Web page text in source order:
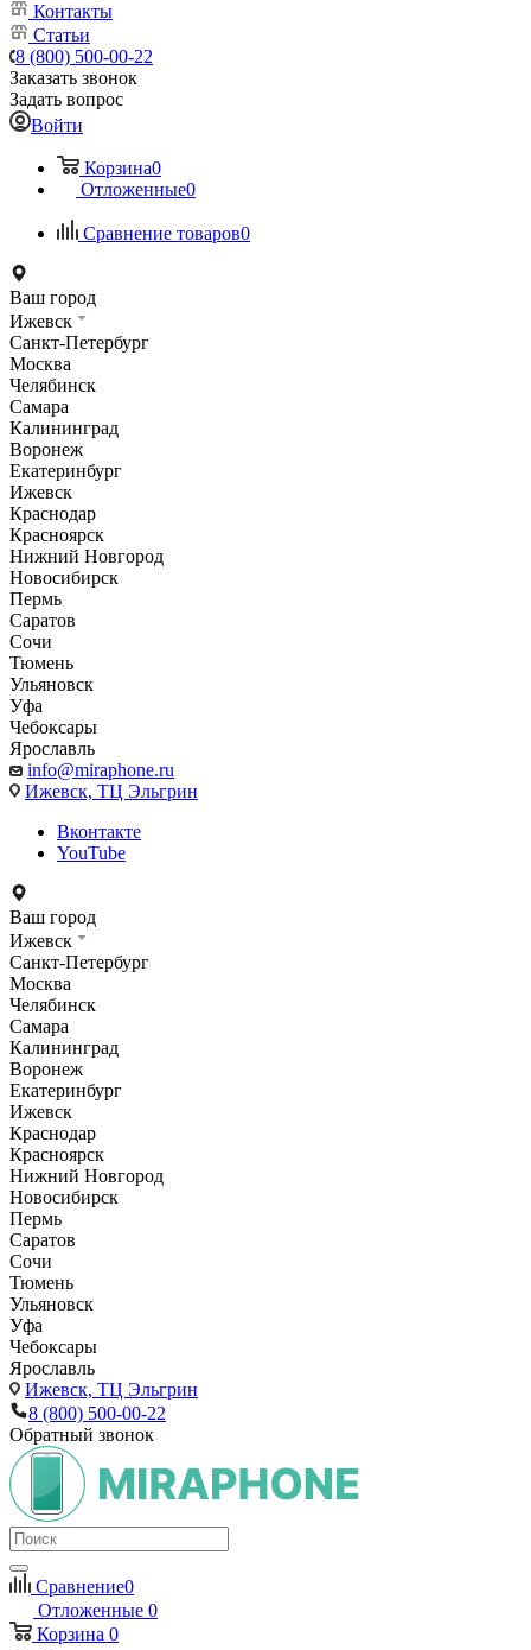
Контакты
Статьи
8 (800) 500-00-22
Заказать звонок
Задать вопрос
Войти
Корзина0
Отложенные0
Сравнение товаров0
Ваш город
Ижевск
Санкт-Петербург
Москва
Челябинск
Самара
Калининград
Воронеж
Екатеринбург
Ижевск
Краснодар
Красноярск
Нижний Новгород
Новосибирск
Пермь
Саратов
Сочи
Тюмень
Ульяновск
Уфа
Чебоксары
Ярославль
info@miraphone.ru
Ижевск, ТЦ Эльгрин
Вконтакте
YouTube
Ваш город
Ижевск
Санкт-Петербург
Москва
Челябинск
Самара
Калининград
Воронеж
Екатеринбург
Ижевск
Краснодар
Красноярск
Нижний Новгород
Новосибирск
Пермь
Саратов
Сочи
Тюмень
Ульяновск
Уфа
Чебоксары
Ярославль
Ижевск, ТЦ Эльгрин
8 (800) 500-00-22
Обратный звонок
Сравнение0
Отложенные 0
Корзина 0